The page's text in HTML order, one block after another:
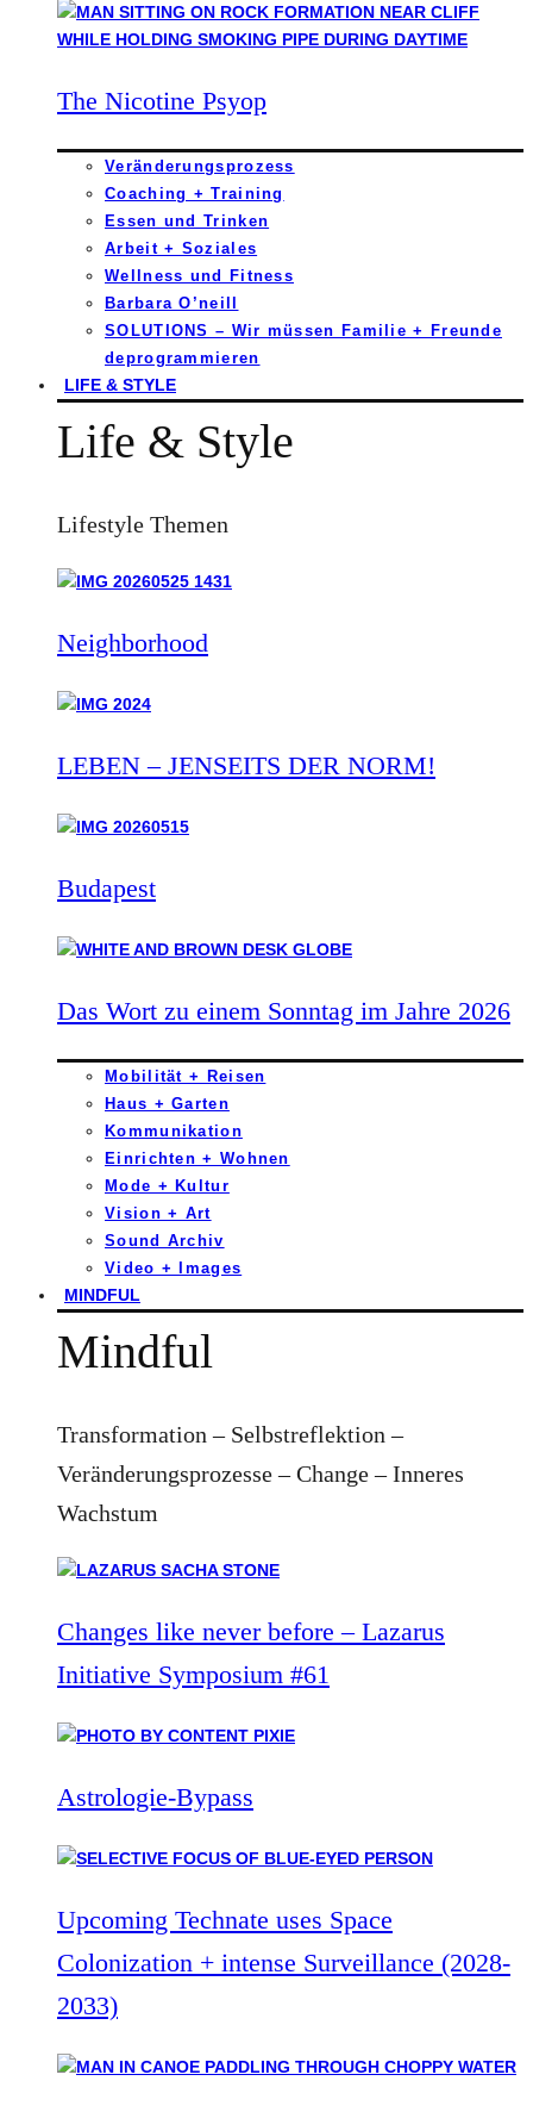
The Nicotine Psyop
Veränderungsprozess
Coaching + Training
Essen und Trinken
Arbeit + Soziales
Wellness und Fitness
Barbara O’neill
SOLUTIONS – Wir müssen Familie + Freunde
deprogrammieren
LIFE & STYLE
Life & Style
Lifestyle Themen
Neighborhood
LEBEN – JENSEITS DER NORM!
Budapest
Das Wort zu einem Sonntag im Jahre 2026
Mobilität + Reisen
Haus + Garten
Kommunikation
Einrichten + Wohnen
Mode + Kultur
Vision + Art
Sound Archiv
Video + Images
MINDFUL
Mindful
Transformation – Selbstreflektion –
Veränderungsprozesse – Change – Inneres
Wachstum
Changes like never before – Lazarus
Initiative Symposium #61
Astrologie-Bypass
Upcoming Technate uses Space
Colonization + intense Surveillance (2028-
2033)